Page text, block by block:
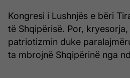
Kongresi i Lushnjës e bëri
të Shqipërisë. Por, kryesorja,
patriotizmin duke
ta mbrojnë Shqipërinë nga